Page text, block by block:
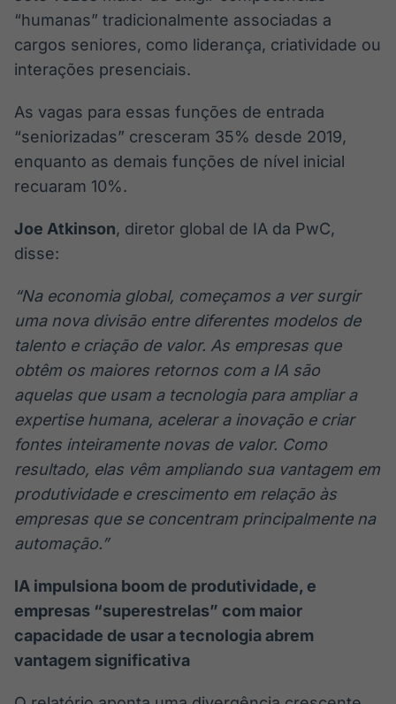
“humanas” tradicionalmente associadas a
cargos seniores, como liderança, criatividade ou
interações presenciais.
As vagas para essas funções de entrada
“seniorizadas” cresceram 35% desde 2019,
enquanto as demais funções de nível inicial
recuaram 10%.
Joe Atkinson, diretor global de IA da PwC,
disse:
“Na economia global, começamos a ver surgir
uma nova divisão entre diferentes modelos de
talento e criação de valor. As empresas que
obtêm os maiores retornos com a IA são
aquelas que usam a tecnologia para ampliar a
expertise humana, acelerar a inovação e criar
fontes inteiramente novas de valor. Como
resultado, elas vêm ampliando sua vantagem em
produtividade e crescimento em relação às
empresas que se concentram principalmente na
automação.”
IA impulsiona boom de produtividade, e
empresas “superestrelas” com maior
capacidade de usar a tecnologia abrem
vantagem significativa